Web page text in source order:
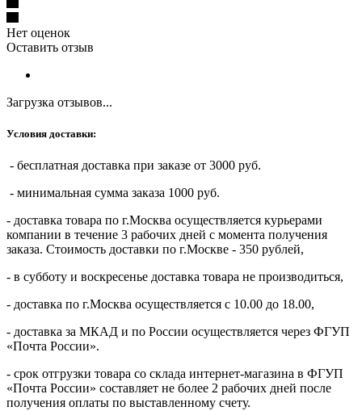
Нет оценок
Оставить отзыв
Загрузка отзывов...
Условия доставки:
- бесплатная доставка при заказе от 3000 руб.
- минимальная сумма заказа 1000 руб.
- доставка товара по г.Москва осуществляется курьерами
компании в течение 3 рабочих дней с момента получения
заказа. Стоимость доставки по г.Москве - 350 рублей,
- в субботу и воскресенье доставка товара не производиться,
- доставка по г.Москва осуществляется с 10.00 до 18.00,
- доставка за МКАД и по России осуществляется через ФГУП
«Почта России».
- срок отгрузки товара со склада интернет-магазина в ФГУП
«Почта России» составляет не более 2 рабочих дней после
получения оплаты по выставленному счету.